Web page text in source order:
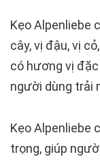
Kẹo Alpenliebe
cây, vị đậu, vị
có hương vị
người dùng trải
Kẹo Alpenliebe
trọng, giúp